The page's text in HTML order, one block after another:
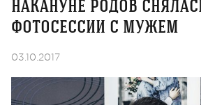
накануне родов
фотосессии с мужем
03.10.2017